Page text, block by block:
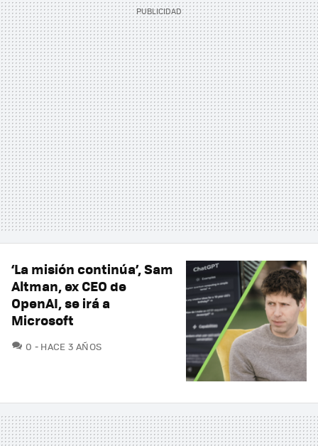
‘La misión continúa’, Sam
Altman, ex CEO de
OpenAI, se irá a
Microsoft
0 COMENTARIOS
HACE 3 AÑOS